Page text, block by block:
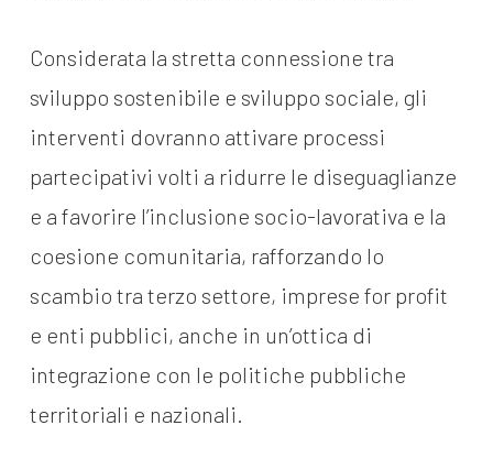
Considerata la stretta connessione tra
sviluppo sostenibile e sviluppo sociale, gli
interventi dovranno attivare processi
partecipativi volti a ridurre le diseguaglianze
e a favorire l’inclusione socio-lavorativa e la
coesione comunitaria, rafforzando lo
scambio tra terzo settore, imprese for profit
e enti pubblici, anche in un’ottica di
integrazione con le politiche pubbliche
territoriali e nazionali.